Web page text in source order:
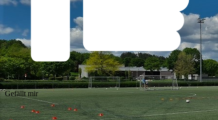
Gefällt mir